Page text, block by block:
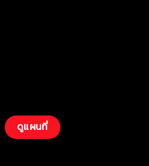
ดูแผนที่